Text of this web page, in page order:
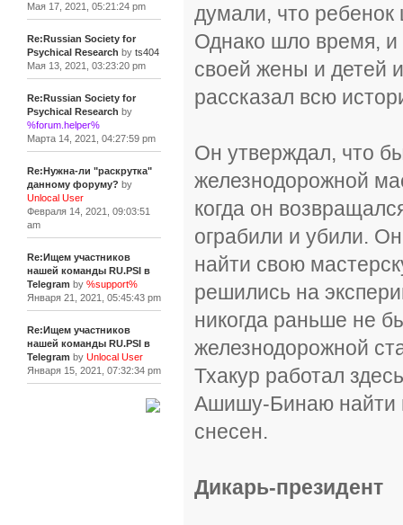
Мая 17, 2021, 05:21:24 pm
Re:Russian Society for
Psychical Research by ts404
Мая 13, 2021, 03:23:20 pm
Re:Russian Society for
Psychical Research by
%forum.helper%
Марта 14, 2021, 04:27:59 pm
Re:Нужна-ли "раскрутка"
данному форуму? by
Unlocal User
Февраля 14, 2021, 09:03:51
am
Re:Ищем участников
нашей команды RU.PSI в
Telegram by %support%
Января 21, 2021, 05:45:43 pm
Re:Ищем участников
нашей команды RU.PSI в
Telegram by Unlocal User
Января 15, 2021, 07:32:34 pm
думали, что ребенок
Однако шло время,
своей жены и детей
рассказал всю
Он утверждал, что
железнодорожной
когда он
ограбили и убили.
найти свою
решились на
никогда раньше не
железнодорожной
Тхакур работал
Ашишу-Бинаю найти
снесен.
Дикарь-президент